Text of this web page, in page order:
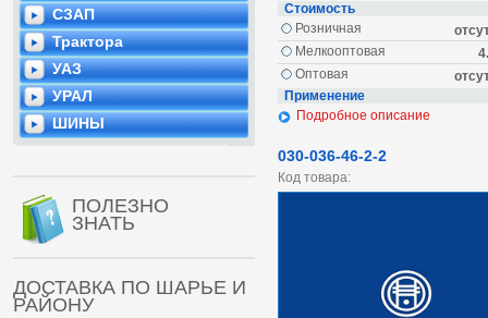
СЗАП
Трактора
УАЗ
УРАЛ
ШИНЫ
ПОЛЕЗНО
ЗНАТЬ
ДОСТАВКА ПО ШАРЬЕ И
РАЙОНУ
Стоимость
Розничная
Мелкооптовая
Оптовая
Применение
Подробное описание
030-036-46-2-2
Код товара: